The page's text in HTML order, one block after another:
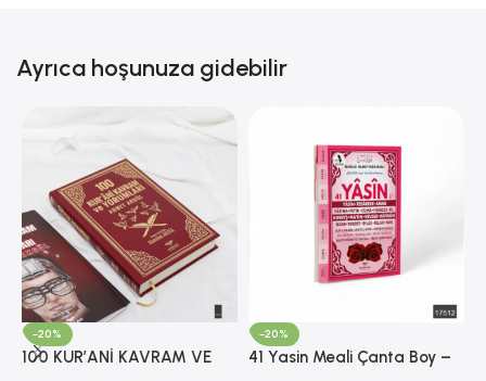
Ayrıca hoşunuza gidebilir
-20%
100 KUR’ANİ KAVRAM VE
-20%
41 Yasin Meali Çanta Boy –